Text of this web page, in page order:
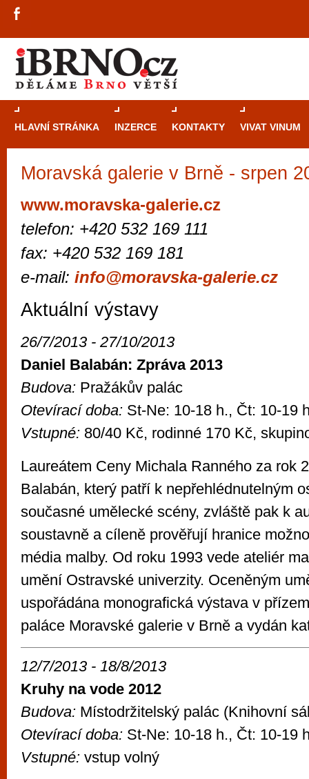
HLAVNÍ STRÁNKA INZERCE KONTAKTY VIVAT VINUM
Moravská galerie v Brně - srpen
www.moravska-galerie.cz
telefon: +420 532 169 111
fax: +420 532 169 181
e-mail: info@moravska-galerie.cz
Aktuální výstavy
26/7/2013 - 27/10/2013
Daniel Balabán: Zpráva 2013
Budova: Pražákův palác
Otevírací doba: St-Ne: 10-18 h., Čt: 10-19
Vstupné: 80/40 Kč, rodinné 170 Kč,
Laureátem Ceny Michala Ranného za rok
Balabán, který patří k nepřehlédnutelným
současné umělecké scény, zvláště pak k
soustavně a cíleně prověřují hranice
média malby. Od roku 1993 vede ateliér
umění Ostravské univerzity. Oceněným
uspořádána monografická výstava v
paláce Moravské galerie v Brně a vydán
12/7/2013 - 18/8/2013
Kruhy na vode 2012
Budova: Místodržitelský palác (Knihovní
Otevírací doba: St-Ne: 10-18 h., Čt: 10-19
Vstupné: vstup volný
Průvodce
Brně: Od
automaty
zajímavé
restaurace,
Mimo jiné je ale také místem, kde si
vyzkoušet různé kasinové hry. V
metropoli naleznete širokou nabídku her
po moderní automaty jak pro pravidelné
příležitostné hráče. V...